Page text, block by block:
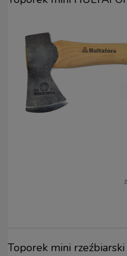
Toporek mini